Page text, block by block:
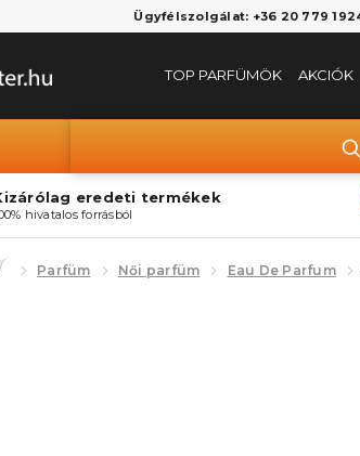
Ügyfélszolgálat: +36 20 779
TOP PARFÜMÖK AKCIÓK
eredeti termékek
hivatalos forrásból
Parfüm Női parfüm Eau De Parfum